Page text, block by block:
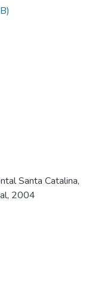
Santa Catalina,
2004